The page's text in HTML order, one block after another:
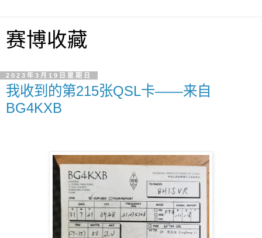
赛博收藏
2023年3月19日星期日
我收到的第215张QSL卡——来自
BG4KXB